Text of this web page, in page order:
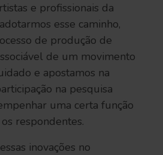
e profissionais da
esse caminho,
de produção de
de um movimento
e apostamos na
na pesquisa
uma certa função
respondentes.
inovações no